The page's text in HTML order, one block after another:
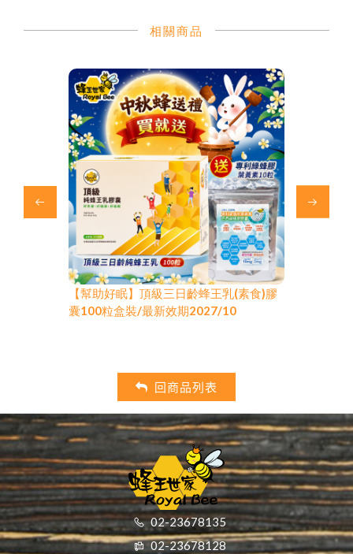
相關商品
【幫助好眠】頂級三日齡蜂王乳(素食)膠
囊100粒盒裝/最新效期2027/10
【幫助好眠】
回商品列表
02-23678135
02-23678128